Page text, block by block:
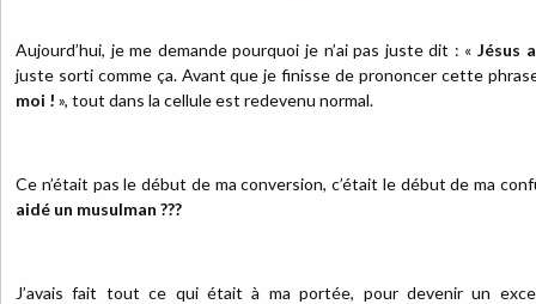
Aujourd’hui, je me demande pourquoi je n’ai pas juste dit : «Jésus
juste sorti comme ça. Avant que je finisse de prononcer cette
moi ! », tout dans la cellule est redevenu normal.
Ce n’était pas le début de ma conversion, c’était le début de ma
aidé un musulman ???
J’avais fait tout ce qui était à ma portée, pour devenir un